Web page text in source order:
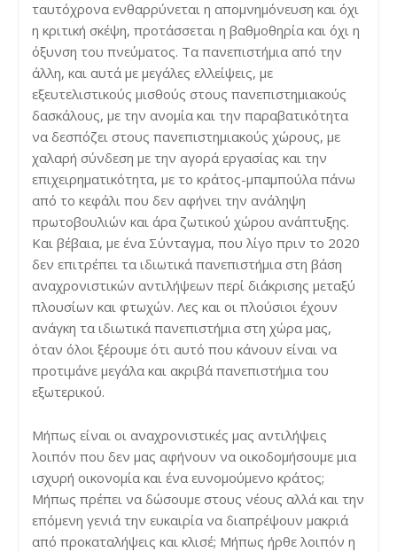
ταυτόχρονα ενθαρρύνεται η απομνημόνευση και όχι
η κριτική σκέψη, προτάσσεται η βαθμοθηρία και όχι η
όξυνση του πνεύματος. Τα πανεπιστήμια από την
άλλη, και αυτά με μεγάλες ελλείψεις, με
εξευτελιστικούς μισθούς στους πανεπιστημιακούς
δασκάλους, με την ανομία και την παραβατικότητα
να δεσπόζει στους πανεπιστημιακούς χώρους, με
χαλαρή σύνδεση με την αγορά εργασίας και την
επιχειρηματικότητα, με το κράτος-μπαμπούλα πάνω
από το κεφάλι που δεν αφήνει την ανάληψη
πρωτοβουλιών και άρα ζωτικού χώρου ανάπτυξης.
Και βέβαια, με ένα Σύνταγμα, που λίγο πριν το 2020
δεν επιτρέπει τα ιδιωτικά πανεπιστήμια στη βάση
αναχρονιστικών αντιλήψεων περί διάκρισης μεταξύ
πλουσίων και φτωχών. Λες και οι πλούσιοι έχουν
ανάγκη τα ιδιωτικά πανεπιστήμια στη χώρα μας,
όταν όλοι ξέρουμε ότι αυτό που κάνουν είναι να
προτιμάνε μεγάλα και ακριβά πανεπιστήμια του
εξωτερικού.
Μήπως είναι οι αναχρονιστικές μας αντιλήψεις
λοιπόν που δεν μας αφήνουν να οικοδομήσουμε μια
ισχυρή οικονομία και ένα ευνομούμενο κράτος;
Μήπως πρέπει να δώσουμε στους νέους αλλά και την
επόμενη γενιά την ευκαιρία να διαπρέψουν μακριά
από προκαταλήψεις και κλισέ; Μήπως ήρθε λοιπόν η